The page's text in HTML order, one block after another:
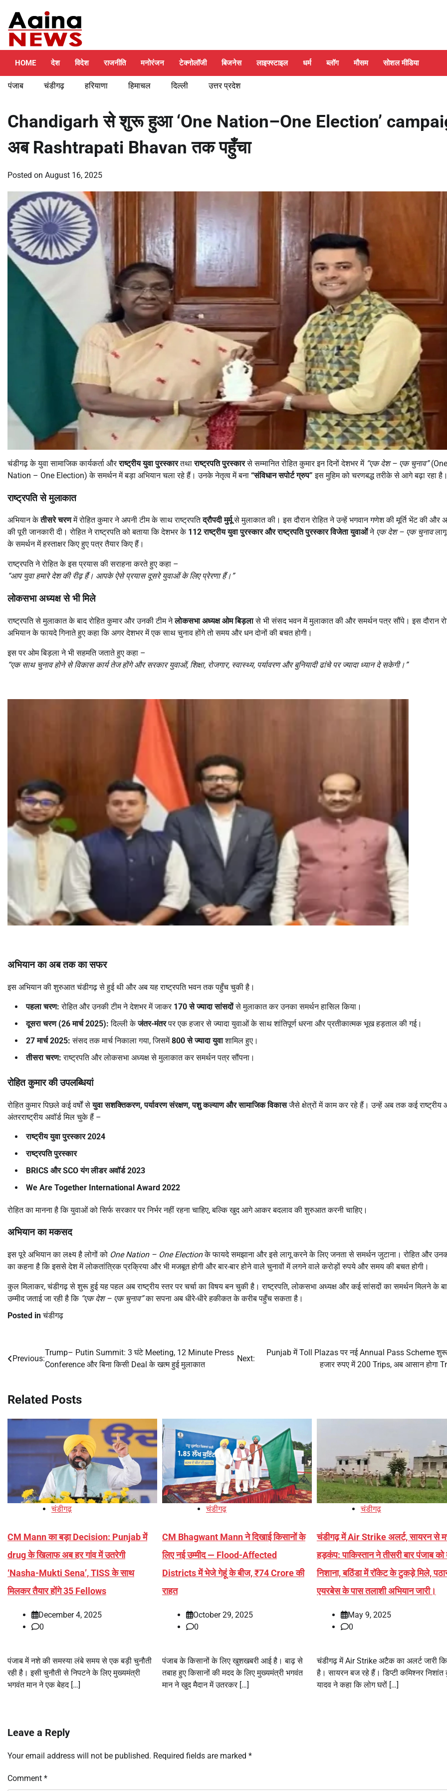
content
HOME देश विदेश राजनीति मनोरंजन टेक्नोलॉजी बिजनेस लाइफ्स्टाइल धर्म ब्लॉग मौसम सोशल मीडिया
पंजाब चंडीगढ़ हरियाणा हिमाचल दिल्ली उत्तर प्रदेश
Chandigarh से शुरू हुआ ‘One Nation–One Election’
अब Rashtrapati Bhavan तक पहुँचा
Posted on August 16, 2025
चंडीगढ़ के युवा सामाजिक कार्यकर्ता औरराष्ट्रीय युवा पुरस्कारतथाराष्ट्रपति पुरस्कारसे सम्मानित रोहित कुमार इन दिनों देशभर में “एक देश – एक चुनाव”(One
Nation – One Election) के समर्थन में बड़ा अभियान चला रहे हैं। उनके नेतृत्व में बना “संविधान सपोर्ट ग्रुप” इस मुहिम को चरणबद्ध तरीके से आगे बढ़ा रहा
राष्ट्रपति से मुलाकात
अभियान केतीसरे चरणमें रोहित कुमार ने अपनी टीम के साथ राष्ट्रपतिद्रौपदी मुर्मूसे मुलाकात की। इस दौरान रोहित ने उन्हें भगवान गणेश की मूर्ति भेंट की और
की पूरी जानकारी दी। रोहित ने राष्ट्रपति को बताया कि देशभर के 112राष्ट्रीय युवा पुरस्कार और राष्ट्रपति पुरस्कार विजेता युवाओंने एक देश – एक चुनाव
के समर्थन में हस्ताक्षर किए हुए पत्र तैयार किए हैं।
राष्ट्रपति ने रोहित के इस प्रयास की सराहना करते हुए कहा –
“आप युवा हमारे देश की रीढ़ हैं। आपके ऐसे प्रयास दूसरे युवाओं के लिए प्रेरणा हैं।”
लोकसभा अध्यक्ष से भी मिले
राष्ट्रपति से मुलाकात के बाद रोहित कुमार और उनकी टीम नेलोकसभा अध्यक्ष ओम बिड़लासे भी संसद भवन में मुलाकात की और समर्थन पत्र सौंपे। इस दौरान
अभियान के फायदे गिनाते हुए कहा कि अगर देशभर में एक साथ चुनाव होंगे तो समय और धन दोनों की बचत होगी।
इस पर ओम बिड़ला ने भी सहमति जताते हुए कहा –
“एक साथ चुनाव होने से विकास कार्य तेज होंगे और सरकार युवाओं, शिक्षा, रोजगार, स्वास्थ्य, पर्यावरण और बुनियादी ढांचे पर ज्यादा ध्यान दे सकेगी।”
अभियान का अब तक का सफर
इस अभियान की शुरुआत चंडीगढ़ से हुई थी और अब यह राष्ट्रपति भवन तक पहुँच चुकी है।
पहला चरण: रोहित और उनकी टीम ने देशभर में जाकर 170से ज्यादा सांसदोंसे मुलाकात कर उनका समर्थन हासिल किया।
दूसरा चरण (26मार्च 2025): दिल्ली केजंतर-मंतरपर एक हजार से ज्यादा युवाओं के साथ शांतिपूर्ण धरना और प्रतीकात्मक भूख हड़ताल की गई।
27मार्च 2025: संसद तक मार्च निकाला गया, जिसमें800से ज्यादा युवाशामिल हुए।
तीसरा चरण: राष्ट्रपति और लोकसभा अध्यक्ष से मुलाकात कर समर्थन पत्र सौंपना।
रोहित कुमार की उपलब्धियां
रोहित कुमार पिछले कई वर्षों सेयुवा सशक्तिकरण,पर्यावरण संरक्षण,पशु कल्याण और सामाजिक विकासजैसे क्षेत्रों में काम कर रहे हैं। उन्हें अब तक कई राष्ट्रीय
अंतरराष्ट्रीय अवॉर्ड मिल चुके हैं –
राष्ट्रीय युवा पुरस्कार 2024
राष्ट्रपति पुरस्कार
BRICS और SCOयंग लीडर अवॉर्ड 2023
We Are Together International Award 2022
रोहित का मानना है कि युवाओं को सिर्फ सरकार पर निर्भर नहीं रहना चाहिए, बल्कि खुद आगे आकर बदलाव की शुरुआत करनी चाहिए।
अभियान का मकसद
इस पूरे अभियान का लक्ष्य है लोगों को One Nation – One Electionके फायदे समझाना और इसे लागू करने के लिए जनता से समर्थन जुटाना। रोहित और
का कहना है कि इससे देश में लोकतांत्रिक प्रक्रिया और भी मजबूत होगी और बार-बार होने वाले चुनावों में लगने वाले करोड़ों रुपये और समय की बचत होगी।
कुल मिलाकर, चंडीगढ़ से शुरू हुई यह पहल अब राष्ट्रीय स्तर पर चर्चा का विषय बन चुकी है। राष्ट्रपति, लोकसभा अध्यक्ष और कई सांसदों का समर्थन मिलने के
उम्मीद जताई जा रही है कि “एक देश– एक चुनाव”का सपना अब धीरे-धीरे हकीकत के करीब पहुँच सकता है।
Posted inचंडीगढ़
Post
Previous:
Trump– Putin Summit: 3 घंटे Meeting, 12 Minute Press
Conference और बिना किसी Deal के खत्म हुई मुलाकात
Next:
Punjab में Toll Plazas पर नई Annual Pass Scheme
हजार रुपए में 200 Trips, अब आसान होगा
Related Posts
चंडीगढ़
CM Mann का बड़ा Decision: Punjab में
drug के खिलाफ अब हर गांव में उतरेगी
‘Nasha-Mukti Sena’, TISS के साथ
मिलकर तैयार होंगे 35 Fellows
December 4, 2025
0
पंजाब में नशे की समस्या लंबे समय से एक बड़ी चुनौती
रही है। इसी चुनौती से निपटने के लिए मुख्यमंत्री
भगवंत मान ने एक बेहद […]
चंडीगढ़
CM Bhagwant Mann ने दिखाई किसानों के
लिए नई उम्मीद — Flood-Affected
Districts में भेजे गेहूं के बीज, ₹74 Crore की
राहत
October 29, 2025
0
पंजाब के किसानों के लिए खुशखबरी आई है। बाढ़ से
तबाह हुए किसानों की मदद के लिए मुख्यमंत्री भगवंत
मान ने खुद मैदान में उतरकर […]
चंडीगढ़
चंडीगढ़ में Air Strike अलर्ट, सायरन से
हड़कंप: पाकिस्तान ने तीसरी बार पंजाब को
निशाना, बठिंडा में रॉकेट के टुकड़े मिले,
एयरबेस के पास तलाशी अभियान जारी।
May 9, 2025
0
चंडीगढ़ में Air Strike अटैक का अलर्ट जारी
है। सायरन बज रहे हैं। डिप्टी कमिश्नर निशांत
यादव ने कहा कि लोग घरों […]
Leave a Reply
Your email address will not be published. Required fields are marked *
Comment *